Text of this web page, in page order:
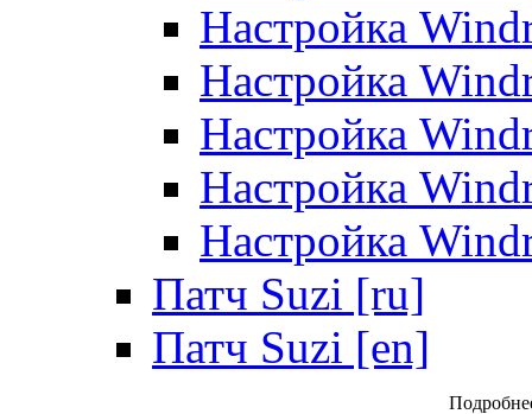
Настройка
Настройка
Настройка
Настройка
Настройка
Патч Suzi [ru]
Патч Suzi [en]